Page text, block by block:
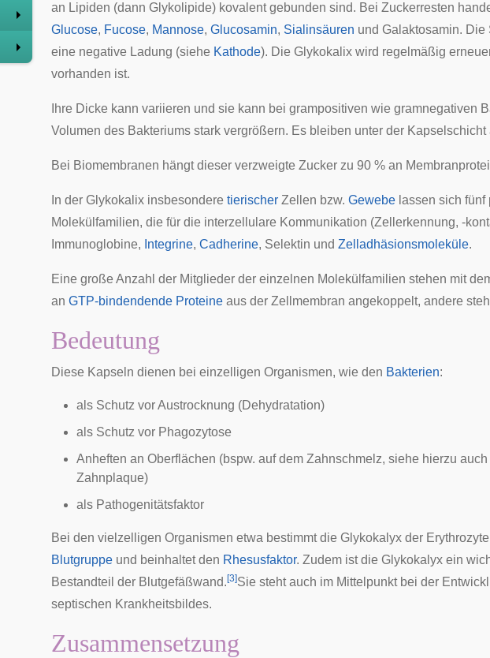
an Lipiden (dann Glykolipide) kovalentgebunden sind. Bei Zuckerresten
Glucose, Fucose, Mannose, Glucosamin, Sialinsäuren und Galaktosamin. Die
eine negative Ladung (siehe Kathode). Die Glykokalix wird regelmäßig
vorhanden ist.
Ihre Dicke kann variieren und sie kann bei grampositiven wie gramnegativen
Volumen des Bakteriums stark vergrößern. Es bleiben unter der
Bei Biomembranen hängt dieser verzweigte Zucker zu 90 % an
In der Glykokalix insbesondere tierischer Zellen bzw. Gewebe lassen sich fünf
Molekülfamilien, die für die interzellulare Kommunikation (Zellerkennung, -
Immunoglobine, Integrine, Cadherine, Selektin und Zelladhäsionsmoleküle.
Eine große Anzahl der Mitglieder der einzelnen Molekülfamilien stehen mit
an GTP-bindendende Proteine aus der Zellmembran angekoppelt, andere
Bedeutung
Diese Kapseln dienen bei einzelligen Organismen, wie den Bakterien:
als Schutz vor Austrocknung (Dehydratation)
als Schutz vor Phagozytose
Anheften an Oberflächen (bspw. auf dem Zahnschmelz, siehe hierzu auch
Zahnplaque)
als Pathogenitätsfaktor
Bei den vielzelligen Organismen etwa bestimmt die Glykokalyx der
Blutgruppe und beinhaltet den Rhesusfaktor. Zudem ist die Glykokalyx ein
Bestandteil der Blutgefäßwand. [3]Sie steht auch im Mittelpunkt bei der
septischen Krankheitsbildes.
Zusammensetzung